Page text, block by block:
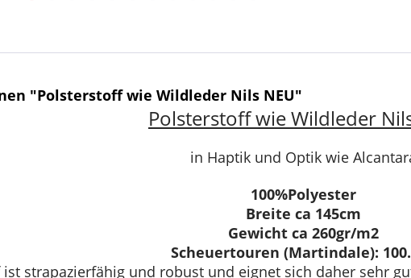
"Polsterstoff wie Wildleder Nils NEU"
Polsterstoff wie Wildleder
in Haptik und Optik wie
100%Polyester
Breite ca 145cm
Gewicht ca 260gr/m2
Scheuertouren (Martindale):
strapazierfähig und robust und eignet sich daher sehr